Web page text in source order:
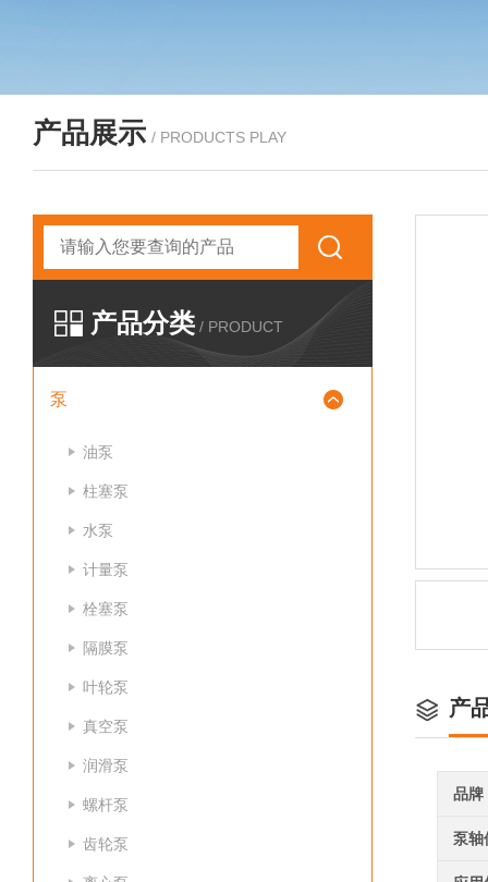
产品展示 / PRODUCTS PLAY
产品分类 / PRODUCT
泵
油泵
柱塞泵
水泵
计量泵
栓塞泵
隔膜泵
叶轮泵
真空泵
润滑泵
螺杆泵
齿轮泵
产
品牌
泵轴